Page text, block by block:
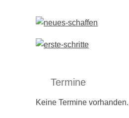
Termine
Keine Termine vorhanden.